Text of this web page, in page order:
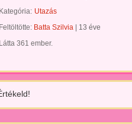
Kategória: Utazás
Feltöltötte: Batta Szilvia
13 éve
Látta 361 ember.